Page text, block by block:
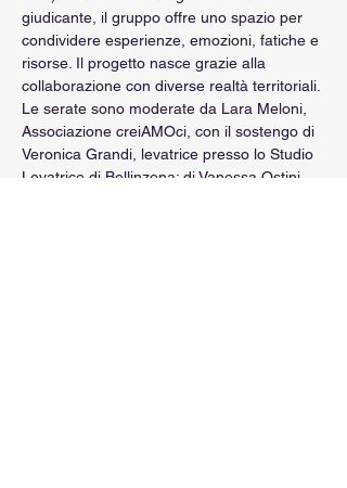
giudicante, il gruppo offre uno spazio per
condividere esperienze, emozioni, fatiche e
risorse. Il progetto nasce grazie alla
collaborazione con diverse realtà territoriali.
Le serate sono moderate da Lara Meloni,
Associazione creiAMOci, con il sostengo di
Veronica Grandi, levatrice presso lo Studio
Levatrice di Bellinzona; di Vanessa Ostini